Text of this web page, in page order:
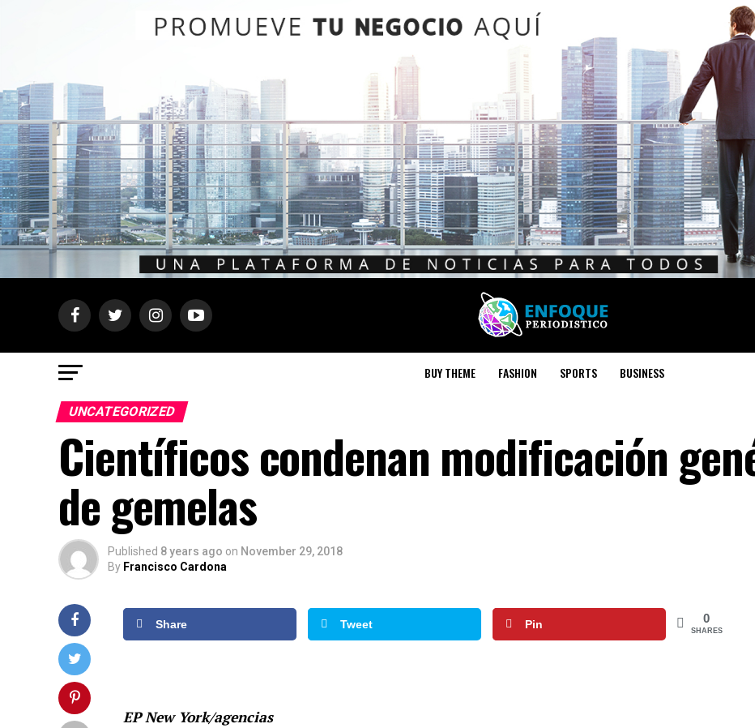
BUY THEME FASHION SPORTS BUSINESS
UNCATEGORIZED
Científicos condenan modificación
de gemelas
Published 8 years ago on November 29, 2018
By Francisco Cardona
Share Tweet Pin 0
SHARES
EP New York/agencias